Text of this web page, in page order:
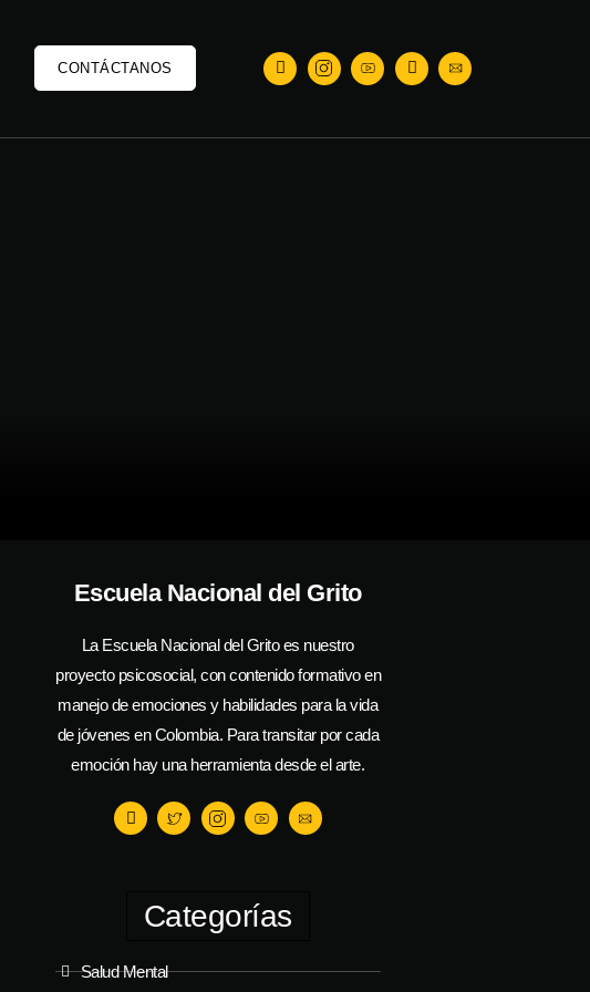
CONTÁCTANOS
Escuela Nacional del Grito
La Escuela Nacional del Grito es nuestro
proyecto psicosocial, con contenido formativo en
manejo de emociones y habilidades para la vida
de jóvenes en Colombia. Para transitar por cada
emoción hay una herramienta desde el arte.
Categorías
Salud Mental